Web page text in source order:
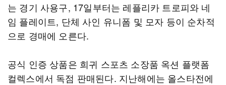
는 경기 사용구, 17일부터는 레플리카 트로피와 네
임 플레이트, 단체 사인 유니폼 및 모자 등이 순차적
으로 경매에 오른다.
공식 인증 상품은 희귀 스포츠 소장품 옥션 플랫폼
컬렉스에서 독점 판매된다. 지난해에는 올스타전에